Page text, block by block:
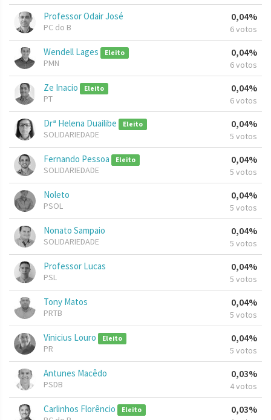
Professor Odair José
PC do B
0,04%
6 votos
Wendell Lages Eleito
PMN
0,04%
6 votos
Ze Inacio Eleito
PT
0,04%
6 votos
Drª Helena Duailibe Eleito
SOLIDARIEDADE
0,04%
5 votos
Fernando Pessoa Eleito
SOLIDARIEDADE
0,04%
5 votos
Noleto
PSOL
0,04%
5 votos
Nonato Sampaio
SOLIDARIEDADE
0,04%
5 votos
Professor Lucas
PSL
0,04%
5 votos
Tony Matos
PRTB
0,04%
5 votos
Vinicius Louro Eleito
PR
0,04%
5 votos
Antunes Macêdo
PSDB
0,03%
4 votos
Carlinhos Florêncio Eleito 0,03%